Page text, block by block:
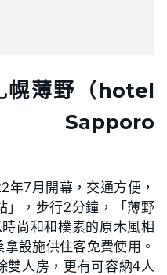
幌薄野（hotel
Sapporo
年7月開幕，交通方便，
」，步行2分鐘，「薄野
尚和和樸素的原木風相
設施供住客免費使用。
雙人房，更有可容納4人